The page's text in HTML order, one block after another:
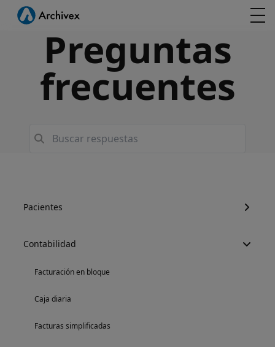
Preguntas
frecuentes
Pacientes
Contabilidad
Facturación en bloque
Caja diaria
Facturas simplificadas